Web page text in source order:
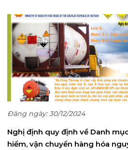
chương trình tập huấn cho người
vận chuyển hàng hóa nguy hiểm
định có hiệu lực thi hành từ ngày
Đăng ngày: 30/12/2024
Nghị định quy định về Danh
hiểm, vận chuyển hàng hóa